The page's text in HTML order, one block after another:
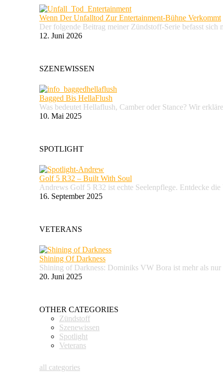
Wenn Der Unfalltod Zur Entertainment-Bühne Verkommt
Der folgende Beitrag meiner Zündstoff-Serie befasst
12. Juni 2026
SZENEWISSEN
Bagged Bis HellaFlush
Was bedeutet Hellaflush, Camber oder Stance? Wir
10. Mai 2025
SPOTLIGHT
Golf 5 R32 – Built With Soul
Andrews Golf 5 R32 ist echte Seelenpflege. Entdecke
16. September 2025
VETERANS
Shining Of Darkness
Shining of Darkness: Dominiks VW Bora ist mehr als
20. Juni 2025
OTHER CATEGORIES
Zündstoff
Szenewissen
Spotlight
Veterans
all categories